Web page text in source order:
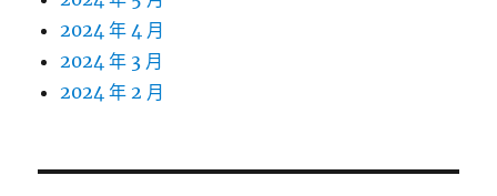
2024 年 4 月
2024 年 3 月
2024 年 2 月